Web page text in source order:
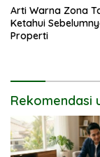
Arti Warna Zona
Ketahui
Properti
Rekomendasi